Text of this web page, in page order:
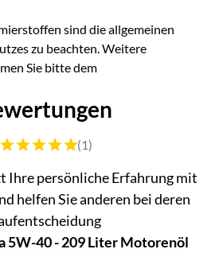
sind die allgemeinen
zu beachten. Weitere
Sie bitte dem
Bewertung: 5 von 5 (1 Bewertungen)
(1)
Ihre persönliche Erfahrung mit
helfen Sie anderen bei deren
5W-40 - 209 Liter Motorenöl